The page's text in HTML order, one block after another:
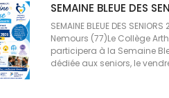
SEMAINE BLEUE DES
SEMAINE BLEUE DES
Nemours (77)Le Collège
participera à la Semaine
dédiée aux seniors, le